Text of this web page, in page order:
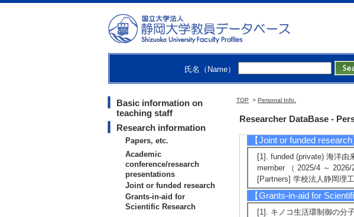
氏名（Name）
Basic information on
teaching staff
Research information
Papers, etc.
Academic
conference/research
presentations
Joint or funded research
Grants-in-aid for
Scientific Research
TOP > Personal Info.
Researcher DataBase -
[3]. 次世代シーケンサーで
山口大学大学研究推進機
[4]. 静岡大学における
Geneiousセミナー （2018/
第56回C-Bioセミナー（宇
【Joint or funded research
[1]. funded (private) 海洋由
member （ 2025/4 ～ 2026/
[Partners] 学校法人静岡理
【Grants-in-aid for
[1]. キノコ生活環制御の分